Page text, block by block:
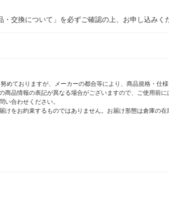
交換について」を必ずご確認の上、お申し込みく
めておりますが、メーカーの都合等により、商品規格・仕
品情報の表記が異なる場合がございますので、ご使用前
い合わせください。
をお約束するものではありません。お届け形態は倉庫の